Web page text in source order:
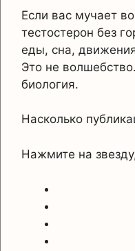
Если вас мучает
тестостерон без
еды, сна,
Это не
биология.
Насколько
Нажмите на